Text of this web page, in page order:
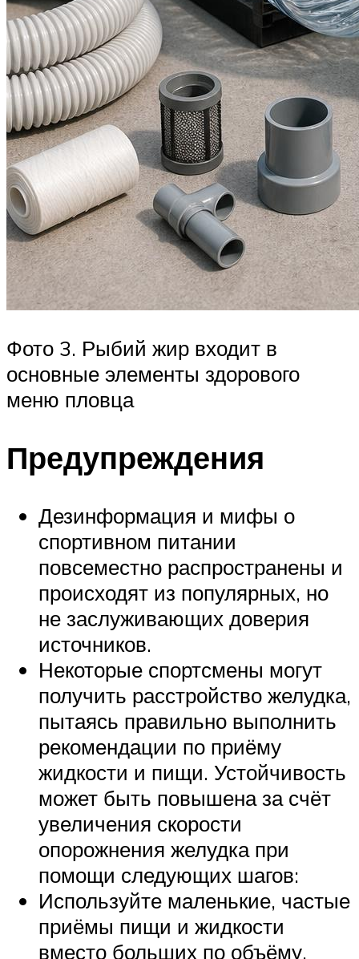
Фото 3. Рыбий жир входит в
основные элементы здорового
меню пловца
Предупреждения
Дезинформация и мифы о
спортивном питании
повсеместно распространены и
происходят из популярных, но
не заслуживающих доверия
источников.
Некоторые спортсмены могут
получить расстройство желудка,
пытаясь правильно выполнить
рекомендации по приёму
жидкости и пищи. Устойчивость
может быть повышена за счёт
увеличения скорости
опорожнения желудка при
помощи следующих шагов:
Используйте маленькие, частые
приёмы пищи и жидкости
вместо больших по объёму.